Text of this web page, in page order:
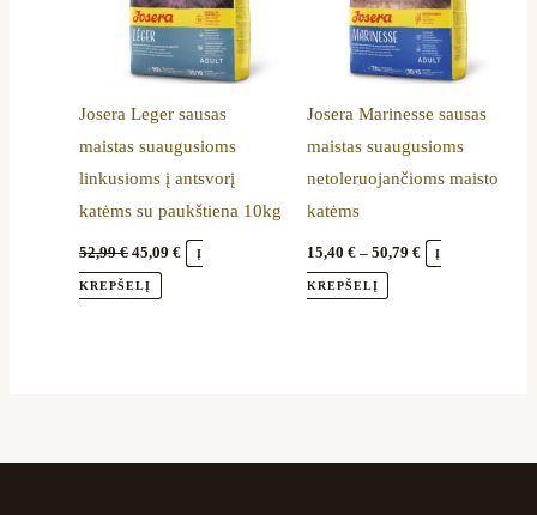
Josera Leger sausas
maistas suaugusioms
linkusioms į antsvorį
katėms su paukštiena 10kg
52,99€ 45,09€ Į
KREPŠELĮ
Josera Marinesse sausas
maistas suaugusioms
netoleruojančioms maisto
katėms
15,40 € – 50,79 € Į
KREPŠELĮ
options
may
chosen
on
the
page